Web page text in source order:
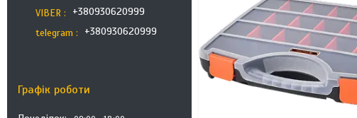
VIBER
+380930620999
telegram
+380930620999
Графік роботи